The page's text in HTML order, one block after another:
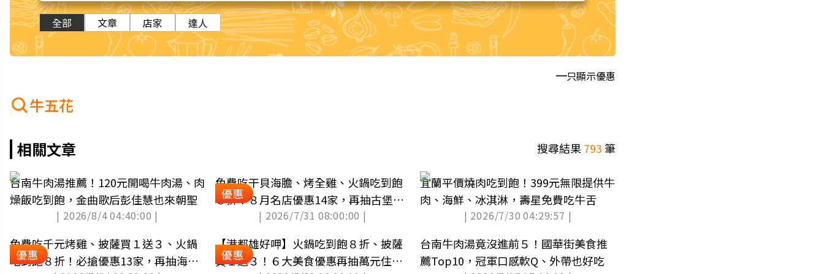
全部 文章 店家 達人
只顯示優惠
牛五花
相關文章 搜尋結果793筆
台南牛肉湯推薦！120元開喝牛肉湯、肉
燥飯吃到飽，金曲歌后彭佳慧也來朝聖
| 2026/8/4 04:40:00 |
優惠
免費吃干貝海膽、烤全雞、火鍋吃到飽
８折！８月名店優惠14家，再抽古堡旅
| 2026/7/31 08:00:00 |
宜蘭平價燒肉吃到飽！399元無限提供牛
肉、海鮮、冰淇淋，壽星免費吃牛舌
| 2026/7/30 04:29:57 |
優惠
免費吃千元烤雞、披薩買１送３、火鍋
吃到飽８折！必搶優惠13家，再抽海景
優惠
【港都雄好呷】火鍋吃到飽８折、披薩
買１送３！６大美食優惠再抽萬元住宿
台南牛肉湯竟沒進前５！國華街美食推
薦Top10，冠軍口感軟Q、外帶也好吃